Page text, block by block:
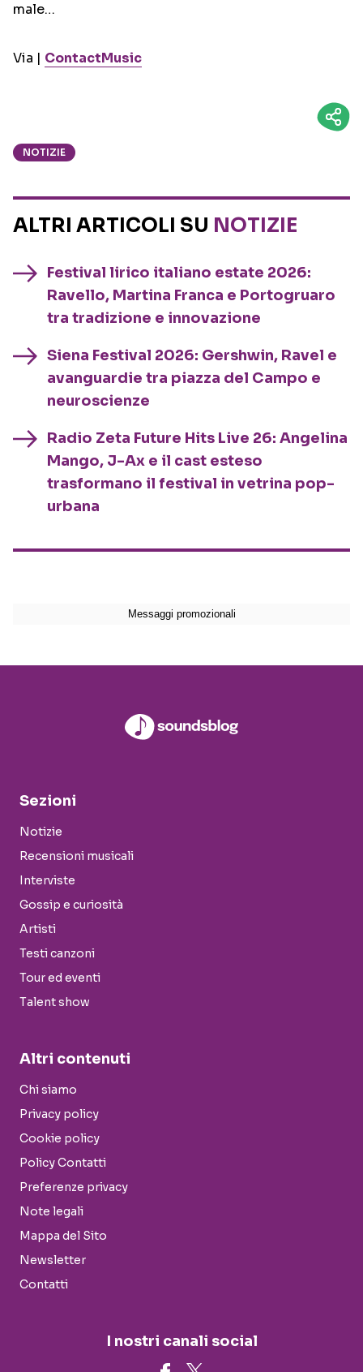
male…
Via | ContactMusic
NOTIZIE
ALTRI ARTICOLI SU NOTIZIE
Festival lirico italiano estate 2026:
Ravello, Martina Franca e Portogruaro
tra tradizione e innovazione
Siena Festival 2026: Gershwin, Ravel e
avanguardie tra piazza del Campo e
neuroscienze
Radio Zeta Future Hits Live 26: Angelina
Mango, J-Ax e il cast esteso
trasformano il festival in vetrina pop-
urbana
Sezioni
Notizie
Recensioni musicali
Interviste
Gossip e curiosità
Artisti
Testi canzoni
Tour ed eventi
Talent show
Altri contenuti
Chi siamo
Privacy policy
Cookie policy
Policy Contatti
Preferenze privacy
Note legali
Mappa del Sito
Newsletter
Contatti
I nostri canali social